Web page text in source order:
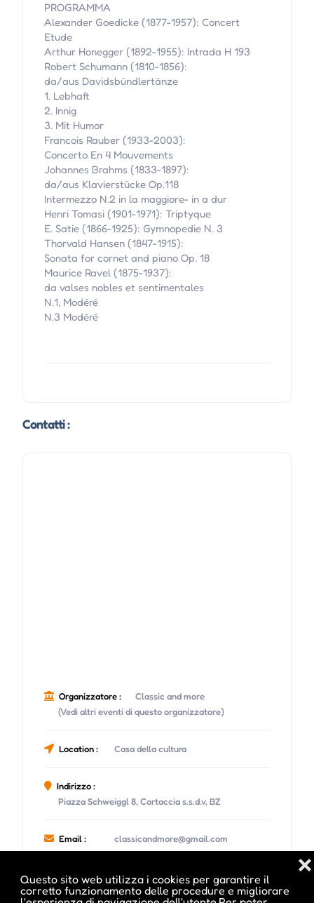
Questo sito web utilizza i cookies per garantire il
corretto funzionamento delle procedure e migliorare
❌
PROGRAMMA
Alexander Goedicke (1877-1957): Concert
Etude
Arthur Honegger (1892-1955): Intrada H 193
Robert Schumann (1810-1856):
da/aus Davidsbündlertänze
1. Lebhaft
2. Innig
3. Mit Humor
Francois Rauber (1933-2003):
Concerto En 4 Mouvements
Johannes Brahms (1833-1897):
da/aus Klavierstücke Op.118
Intermezzo N.2 in la maggiore- in a dur
Henri Tomasi (1901-1971): Triptyque
E. Satie (1866-1925): Gymnopedie N. 3
Thorvald Hansen (1847-1915):
Sonata for cornet and piano Op. 18
Maurice Ravel (1875-1937):
da valses nobles et sentimentales
N.1, Modéré
N.3 Modéré
Contatti :
Organizzatore :
Classic and more
(Vedi altri eventi di questo organizzatore)
Location : Casa della cultura
Indirizzo :
Piazza Schweiggl 8, Cortaccia s.s.d.v, BZ
Email : classicandmore@gmail.com
Sito Web :
www.musicclub-egna.it/classicandmore